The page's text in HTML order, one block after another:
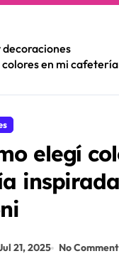
colores en mi
elegí
21, 2025 No